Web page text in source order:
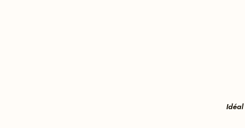
Idéal